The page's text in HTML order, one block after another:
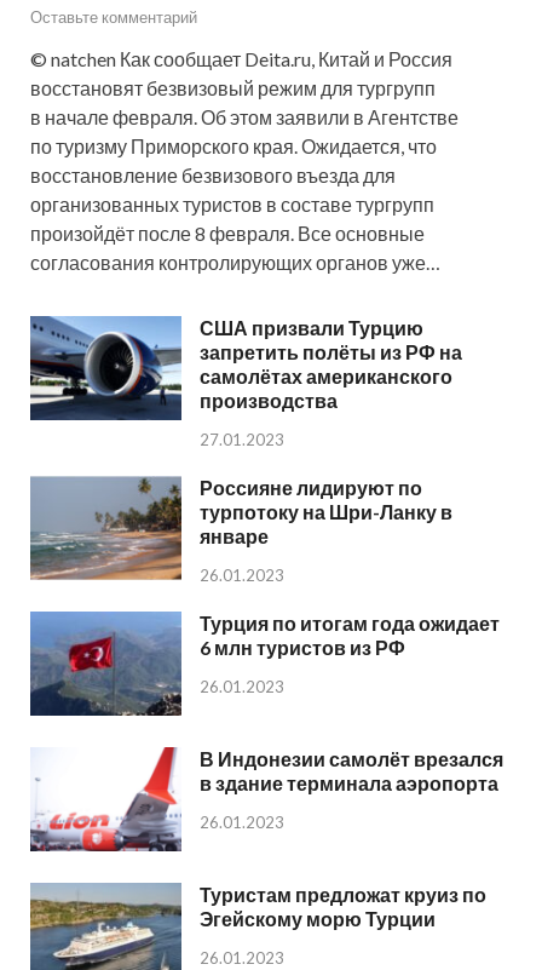
Оставьте комментарий
© natchen Как сообщает Deita.ru, Китай и Россия
восстановят безвизовый режим для тургрупп
в начале февраля. Об этом заявили в Агентстве
по туризму Приморского края. Ожидается, что
восстановление безвизового въезда для
организованных туристов в составе тургрупп
произойдёт после 8 февраля. Все основные
согласования контролирующих органов уже…
США призвали Турцию
запретить полёты из РФ на
самолётах американского
производства
27.01.2023
Россияне лидируют по
турпотоку на Шри-Ланку в
январе
26.01.2023
Турция по итогам года ожидает
6 млн туристов из РФ
26.01.2023
В Индонезии самолёт врезался
в здание терминала аэропорта
26.01.2023
Туристам предложат круиз по
Эгейскому морю Турции
26.01.2023